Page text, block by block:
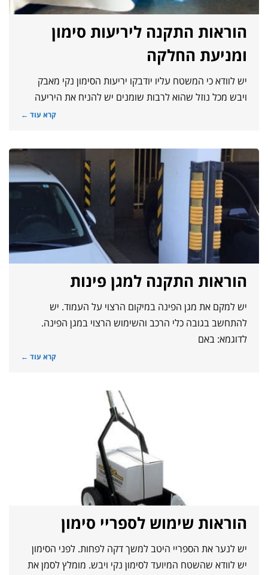
הוראות התקנה ליריעות סימון
ומניעת החלקה
יש לוודא כי המשטח עליו יודבקו יריעות הסימון נקי מאבק
ויבש מכל נוזל שהוא לרבות שומנים יש להניח את היריעה
קרא עוד ←
הוראות התקנה למגן פינות
יש למקם את מגן הפינה במיקום הרצוי על העמוד. יש
להתחשב בגובה כלי הרכב והשימוש הרצוי במגן הפינה.
לדוגמא: באם
קרא עוד ←
הוראות שימוש לספריי סימון
יש לנער את הספריי היטב למשך דקה לפחות. לפני הסימון
יש לוודא שהשטח המיועד לסימון נקי ויבש. מומלץ לסמן את